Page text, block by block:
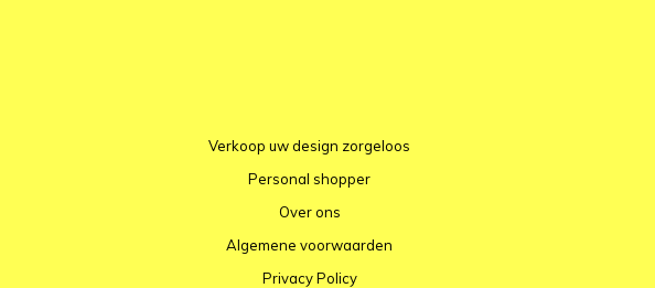
Verkoop uw design zorgeloos
Personal shopper
Over ons
Algemene voorwaarden
Privacy Policy